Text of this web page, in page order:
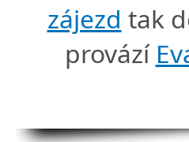
zájezd tak
provází